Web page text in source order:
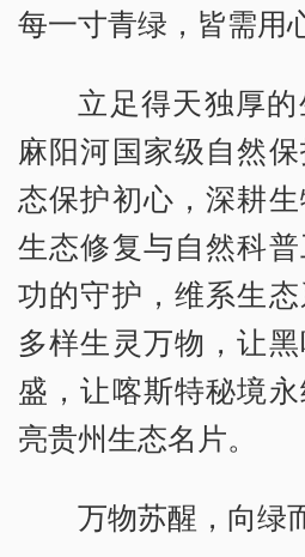
每一寸青绿，皆需用
立足得天独厚的
麻阳河国家级自然
态保护初心，深耕生
生态修复与自然科
功的守护，维系生
多样生灵万物，让
盛，让喀斯特秘境
亮贵州生态名片。
万物苏醒，向绿